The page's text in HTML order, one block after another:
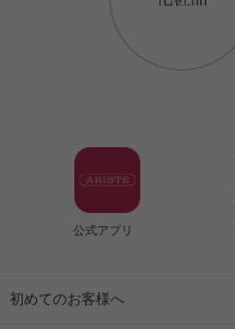
公式アプリ
初めてのお客様へ